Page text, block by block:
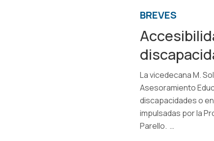
BREVES
La vicedecana M.
Asesoramiento
discapacidades o
impulsadas por la
Parello. …